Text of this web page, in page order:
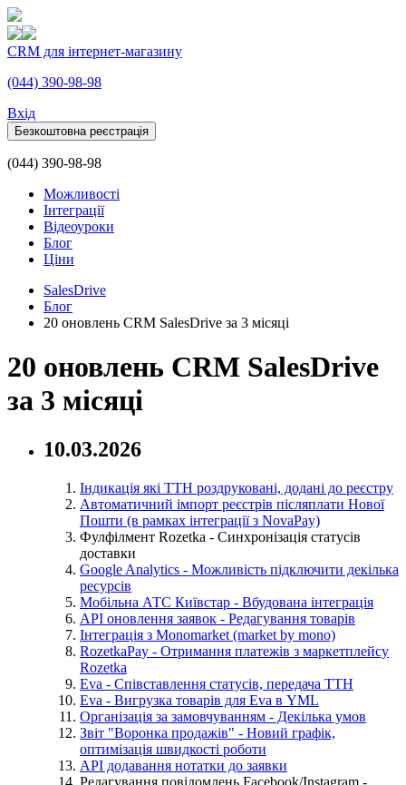
CRM для інтернет-магазину
(044) 390-98-98
Вхiд
Безкоштовна реєстрація
(044) 390-98-98
Можливості
Інтеграції
Відеоуроки
Блог
Ціни
SalesDrive
Блог
20 оновлень CRM SalesDrive за 3 місяці
20 оновлень CRM SalesDrive
за 3 місяці
10.03.2026
Індикація які ТТН роздруковані, додані до реєстру
Автоматичний імпорт реєстрів післяплати Нової
Пошти (в рамках інтеграції з NovaPay)
Фулфілмент Rozetka - Синхронізація статусів
доставки
Google Analytics - Можливість підключити декілька
ресурсів
Мобільна АТС Київстар - Вбудована інтеграція
API оновлення заявок - Редагування товарів
Інтеграція з Monomarket (market by mono)
RozetkaPay - Отримання платежів з маркетплейсу
Rozetka
Eva - Співставлення статусів, передача ТТН
Eva - Вигрузка товарів для Eva в YML
Організація за замовчуванням - Декілька умов
Звіт "Воронка продажів" - Новий графік,
оптимізація швидкості роботи
API додавання нотатки до заявки
Редагування повідомлень Facebook/Instagram -